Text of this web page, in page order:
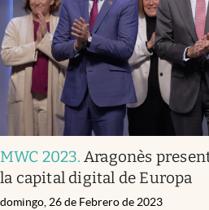
MWC 2023.Aragonès
la capital digital de Europa
domingo, 26 de Febrero de 2023